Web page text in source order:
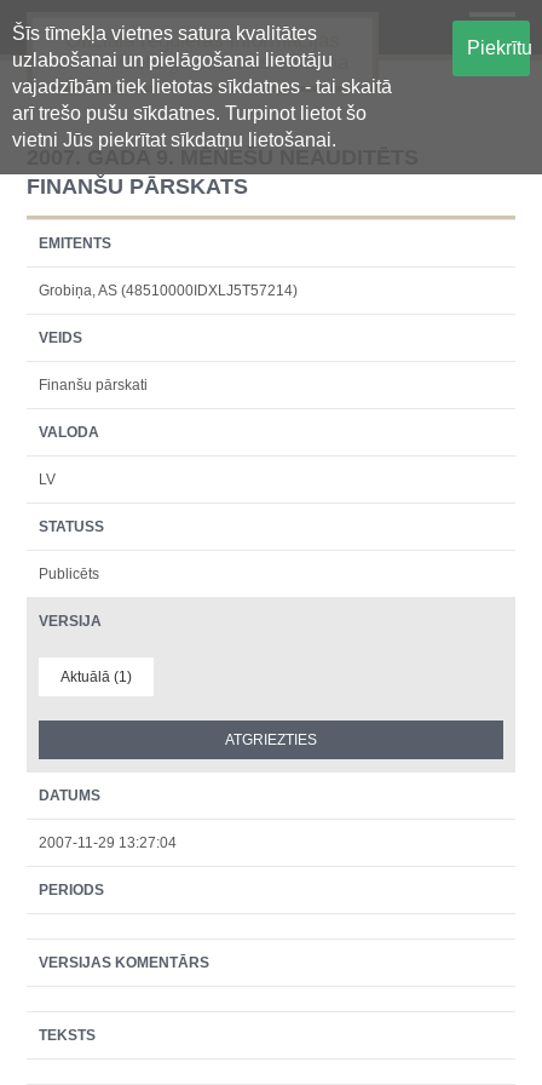
Šīs tīmekļa vietnes satura kvalitātes
uzlabošanai un pielāgošanai lietotāju
vajadzībām tiek lietotas sīkdatnes - tai skaitā
arī trešo pušu sīkdatnes. Turpinot lietot šo
vietni Jūs piekrītat sīkdatņu lietošanai.
Piekrītu
Oficiālā regulētās informācijas
centralizētā glabāšanas sistēma
2007. GADA 9. MĒNEŠU NEAUDITĒTS
FINANŠU PĀRSKATS
EMITENTS
Grobiņa, AS (48510000IDXLJ5T57214)
VEIDS
Finanšu pārskati
VALODA
LV
STATUSS
Publicēts
VERSIJA
Aktuālā (1)
DATUMS
2007-11-29 13:27:04
PERIODS
VERSIJAS KOMENTĀRS
TEKSTS